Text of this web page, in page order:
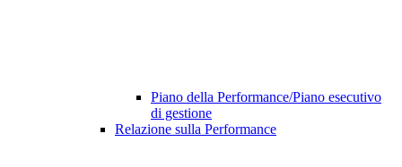
Piano della Performance/Piano esecutivo
di gestione
Relazione sulla Performance